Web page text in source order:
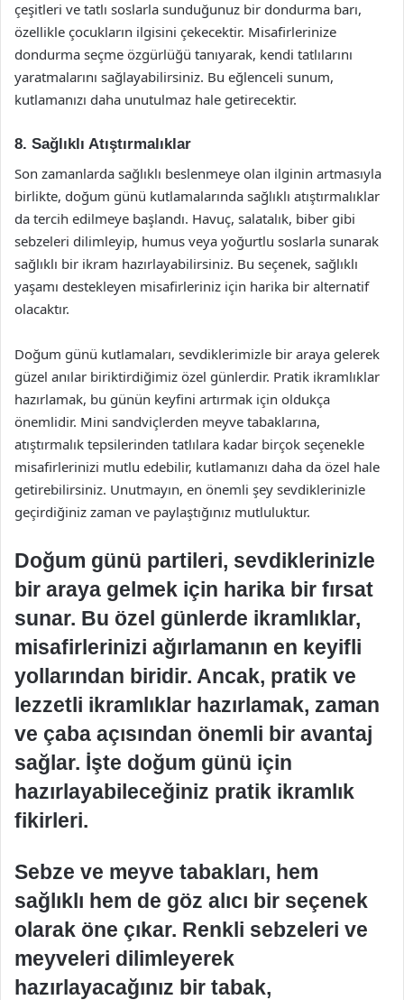
çeşitleri ve tatlı soslarla sunduğunuz bir dondurma barı,
özellikle çocukların ilgisini çekecektir. Misafirlerinize
dondurma seçme özgürlüğü tanıyarak, kendi tatlılarını
yaratmalarını sağlayabilirsiniz. Bu eğlenceli sunum,
kutlamanızı daha unutulmaz hale getirecektir.
8. Sağlıklı Atıştırmalıklar
Son zamanlarda sağlıklı beslenmeye olan ilginin artmasıyla
birlikte, doğum günü kutlamalarında sağlıklı atıştırmalıklar
da tercih edilmeye başlandı. Havuç, salatalık, biber gibi
sebzeleri dilimleyip, humus veya yoğurtlu soslarla sunarak
sağlıklı bir ikram hazırlayabilirsiniz. Bu seçenek, sağlıklı
yaşamı destekleyen misafirleriniz için harika bir alternatif
olacaktır.
Doğum günü kutlamaları, sevdiklerimizle bir araya gelerek
güzel anılar biriktirdiğimiz özel günlerdir. Pratik ikramlıklar
hazırlamak, bu günün keyfini artırmak için oldukça
önemlidir. Mini sandviçlerden meyve tabaklarına,
atıştırmalık tepsilerinden tatlılara kadar birçok seçenekle
misafirlerinizi mutlu edebilir, kutlamanızı daha da özel hale
getirebilirsiniz. Unutmayın, en önemli şey sevdiklerinizle
geçirdiğiniz zaman ve paylaştığınız mutluluktur.
Doğum günü partileri, sevdiklerinizle
bir araya gelmek için harika bir fırsat
sunar. Bu özel günlerde ikramlıklar,
misafirlerinizi ağırlamanın en keyifli
yollarından biridir. Ancak, pratik ve
lezzetli ikramlıklar hazırlamak, zaman
ve çaba açısından önemli bir avantaj
sağlar. İşte doğum günü için
hazırlayabileceğiniz pratik ikramlık
fikirleri.
Sebze ve meyve tabakları, hem
sağlıklı hem de göz alıcı bir seçenek
olarak öne çıkar. Renkli sebzeleri ve
meyveleri dilimleyerek
hazırlayacağınız bir tabak,